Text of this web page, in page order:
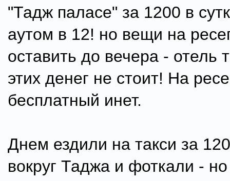
"Тадж паласе" за 1200 в
аутом в 12! но вещи на
оставить до вечера - отель
этих денег не стоит! На
бесплатный инет.
Днем ездили на такси за
вокруг Таджа и фоткали - но